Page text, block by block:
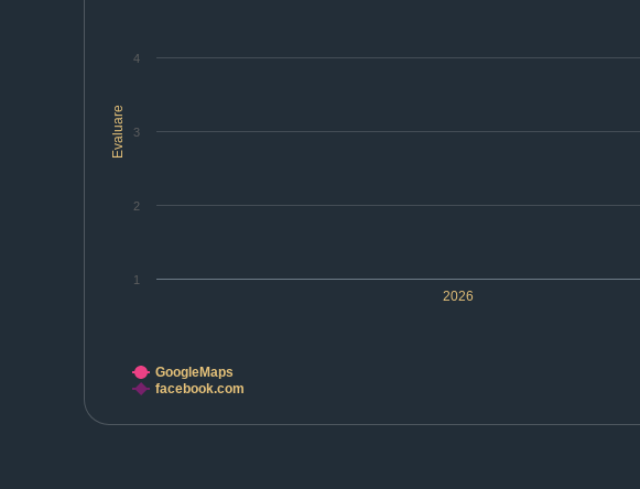
Evaluare
2026
1
2
3
4
GoogleMaps
facebook.com